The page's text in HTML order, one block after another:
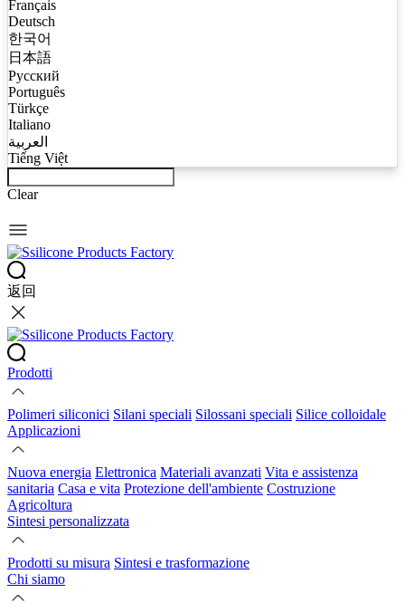
Français
Deutsch
한국어
日本語
Русский
Português
Türkçe
Italiano
العربية
Tiếng Việt
Clear
返回
Prodotti
Polimeri siliconici Silani speciali Silossani speciali Silice colloidale
Applicazioni
Nuova energia Elettronica Materiali avanzati Vita e assistenza
sanitaria Casa e vita Protezione dell'ambiente Costruzione
Agricoltura
Sintesi personalizzata
Prodotti su misura Sintesi e trasformazione
Chi siamo